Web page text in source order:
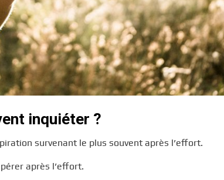
inquiéter ?
survenant le plus souvent après l’effort.
après l’effort.